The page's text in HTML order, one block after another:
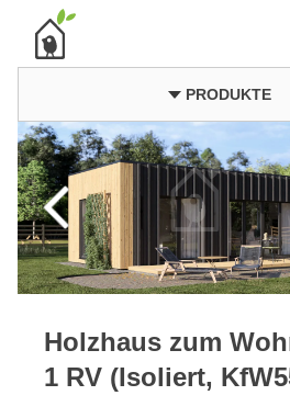
PRODUKTE
Holzhaus zum
1 RV (Isoliert,